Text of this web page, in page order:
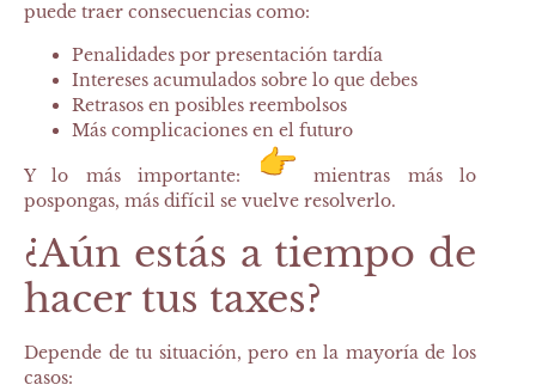
puede traer consecuencias como:
Penalidades por presentación tardía
Intereses acumulados sobre lo que debes
Retrasos en posibles reembolsos
Más complicaciones en el futuro
Y lo más importante:
mientras más lo
pospongas, más difícil se vuelve resolverlo.
¿Aún estás a tiempo de
hacer tus taxes?
Depende de tu situación, pero en la mayoría de los
casos: